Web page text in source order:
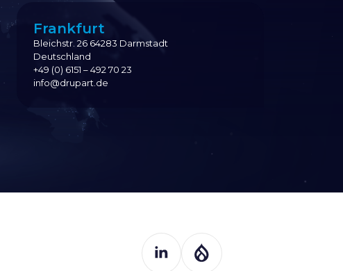
Frankfurt
Bleichstr. 26 64283 Darmstadt
Deutschland
+49 (0) 6151 – 492 70 23
info@drupart.de